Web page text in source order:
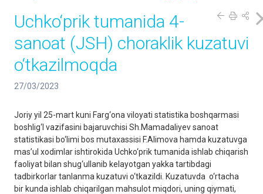
Uchko‘prik tumanida 4-
sanoat (JSH) choraklik kuzatuvi
o‘tkazilmoqda
27/03/2023
Joriy yil 25-mart kuni Farg‘ona viloyati statistika boshqarmasi
boshlig‘I vazifasini bajaruvchisi Sh.Mamadaliyev sanoat
statistikasi bo‘limi bos mutaxassisi F.Alimova hamda kuzatuvga
mas’ul xodimlar ishtirokida Uchko‘prik tumanida ishlab chiqarish
faoliyat bilan shug‘ullanib kelayotgan yakka tartibdagi
tadbirkorlar tanlanma kuzatuvi o‘tkazildi. Kuzatuvda o‘rtacha
bir kunda ishlab chiqarilgan mahsulot miqdori, uning qiymati,